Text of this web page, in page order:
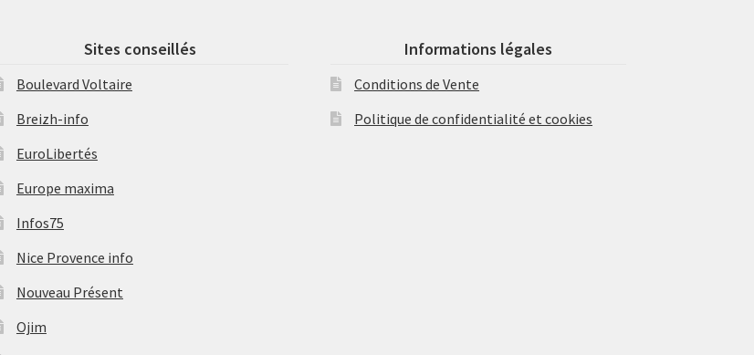
Sites conseillés
Boulevard Voltaire
Breizh-info
EuroLibertés
Europe maxima
Infos75
Nice Provence info
Nouveau Présent
Ojim
Informations légales
Conditions de Vente
Politique de confidentialité et cookies